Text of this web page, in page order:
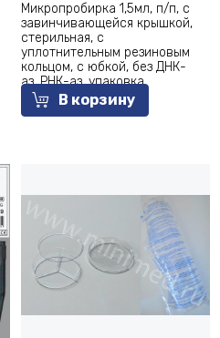
Микропробирка 1,5мл, п/п, с
завинчивающейся крышкой,
стерильная, с
уплотнительным резиновым
кольцом, с юбкой, без ДНК-
аз, РНК-аз, упаковка
500/1000шт, Aptaca
В корзину